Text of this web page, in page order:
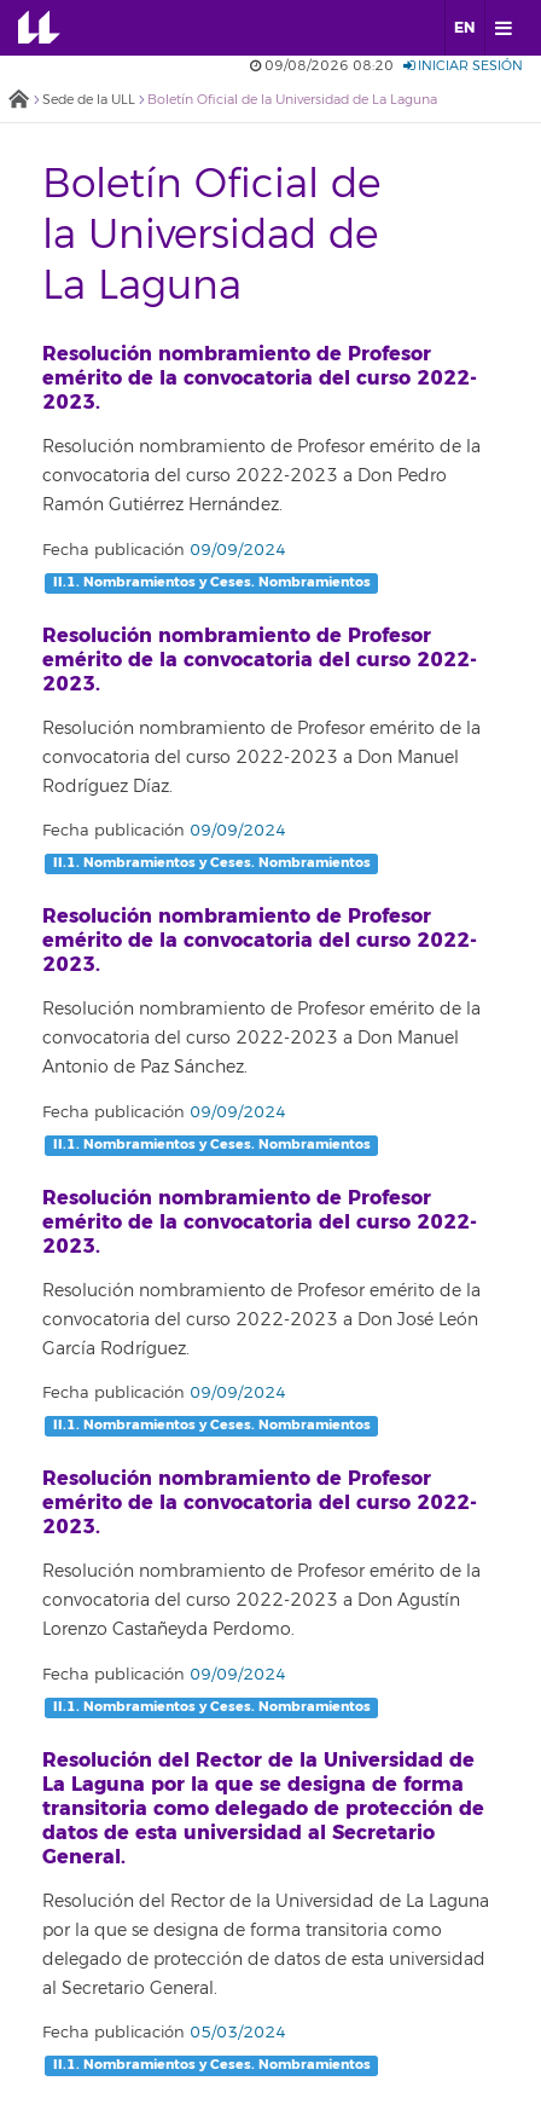
EN
09/08/2026 08:20 INICIAR SESIÓN
Sede de la ULL Boletín Oficial de la Universidad de La Laguna
Boletín Oficial de
la Universidad de
La Laguna
Resolución nombramiento de Profesor
emérito de la convocatoria del curso 2022-
2023.
Resolución nombramiento de Profesor emérito de la
convocatoria del curso 2022-2023 a Don Pedro
Ramón Gutiérrez Hernández.
Fecha publicación 09/09/2024
II.1. Nombramientos y Ceses. Nombramientos
Resolución nombramiento de Profesor
emérito de la convocatoria del curso 2022-
2023.
Resolución nombramiento de Profesor emérito de la
convocatoria del curso 2022-2023 a Don Manuel
Rodríguez Díaz.
Fecha publicación 09/09/2024
II.1. Nombramientos y Ceses. Nombramientos
Resolución nombramiento de Profesor
emérito de la convocatoria del curso 2022-
2023.
Resolución nombramiento de Profesor emérito de la
convocatoria del curso 2022-2023 a Don Manuel
Antonio de Paz Sánchez.
Fecha publicación 09/09/2024
II.1. Nombramientos y Ceses. Nombramientos
Resolución nombramiento de Profesor
emérito de la convocatoria del curso 2022-
2023.
Resolución nombramiento de Profesor emérito de la
convocatoria del curso 2022-2023 a Don José León
García Rodríguez.
Fecha publicación 09/09/2024
II.1. Nombramientos y Ceses. Nombramientos
Resolución nombramiento de Profesor
emérito de la convocatoria del curso 2022-
2023.
Resolución nombramiento de Profesor emérito de la
convocatoria del curso 2022-2023 a Don Agustín
Lorenzo Castañeyda Perdomo.
Fecha publicación 09/09/2024
II.1. Nombramientos y Ceses. Nombramientos
Resolución del Rector de la Universidad de
La Laguna por la que se designa de forma
transitoria como delegado de protección de
datos de esta universidad al Secretario
General.
Resolución del Rector de la Universidad de La Laguna
por la que se designa de forma transitoria como
delegado de protección de datos de esta universidad
al Secretario General.
Fecha publicación 05/03/2024
II.1. Nombramientos y Ceses. Nombramientos